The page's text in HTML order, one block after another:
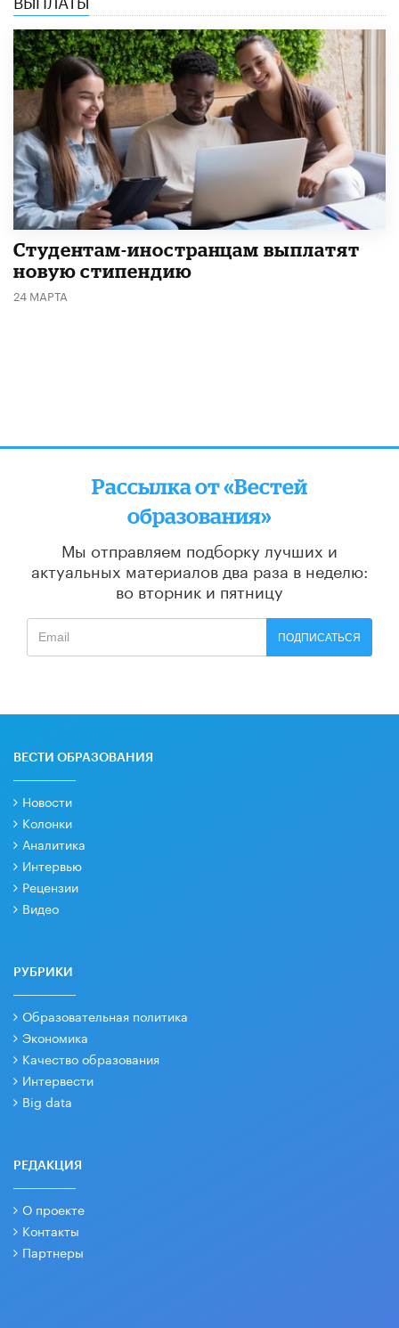
Студентам-иностранцам выплатят
новую стипендию
24 МАРТА
Рассылка от «Вестей
образования»
Мы отправляем подборку лучших и
актуальных материалов два раза в неделю:
во вторник и пятницу
ПОДПИСАТЬСЯ
ВЕСТИ ОБРАЗОВАНИЯ
Новости
Колонки
Аналитика
Интервью
Рецензии
Видео
РУБРИКИ
Образовательная политика
Экономика
Качество образования
Интервести
Big data
РЕДАКЦИЯ
О проекте
Контакты
Партнеры